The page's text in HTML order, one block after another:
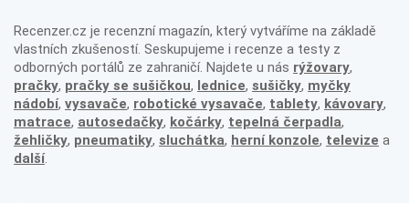
Recenzer.cz je recenzní magazín, který vytváříme na základě
vlastních zkušeností. Seskupujeme i recenze a testy z
odborných portálů ze zahraničí. Najdete u nás rýžovary,
pračky, pračky se sušičkou, lednice, sušičky, myčky
nádobí, vysavače, robotické vysavače, tablety, kávovary,
matrace, autosedačky, kočárky, tepelná čerpadla,
žehličky, pneumatiky, sluchátka, herní konzole, televize a
další.